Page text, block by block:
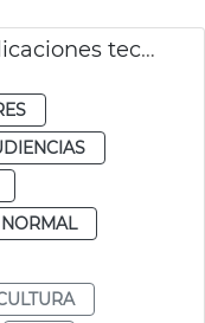
Adjudicación contrato aplicaciones tecnológicas Museo Ciencias Naturales
NORMAL